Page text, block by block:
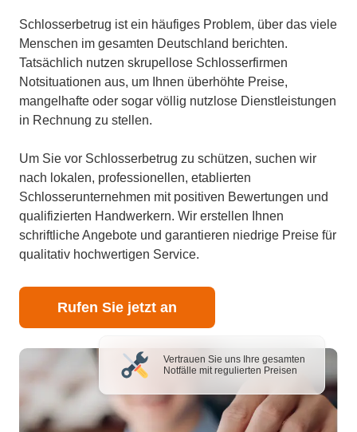
Schlosserbetrug ist ein häufiges Problem, über das viele
Menschen im gesamten Deutschland berichten.
Tatsächlich nutzen skrupellose Schlosserfirmen
Notsituationen aus, um Ihnen überhöhte Preise,
mangelhafte oder sogar völlig nutzlose Dienstleistungen
in Rechnung zu stellen.
Um Sie vor Schlosserbetrug zu schützen, suchen wir
nach lokalen, professionellen, etablierten
Schlosserunternehmen mit positiven Bewertungen und
qualifizierten Handwerkern. Wir erstellen Ihnen
schriftliche Angebote und garantieren niedrige Preise für
qualitativ hochwertigen Service.
Rufen Sie jetzt an
Vertrauen Sie uns Ihre gesamten
Notfälle mit regulierten Preisen